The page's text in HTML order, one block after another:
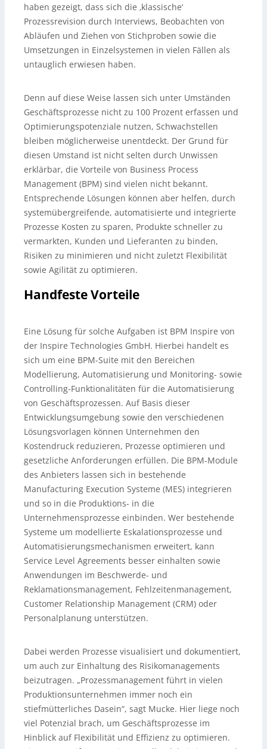
haben gezeigt, dass sich die ‚klassische‘
Prozessrevision durch Interviews, Beobachten von
Abläufen und Ziehen von Stichproben sowie die
Umsetzungen in Einzelsystemen in vielen Fällen als
untauglich erwiesen haben.
Denn auf diese Weise lassen sich unter Umständen
Geschäftsprozesse nicht zu 100 Prozent erfassen und
Optimierungspotenziale nutzen, Schwachstellen
bleiben möglicherweise unentdeckt. Der Grund für
diesen Umstand ist nicht selten durch Unwissen
erklärbar, die Vorteile von Business Process
Management (BPM) sind vielen nicht bekannt.
Entsprechende Lösungen können aber helfen, durch
systemübergreifende, automatisierte und integrierte
Prozesse Kosten zu sparen, Produkte schneller zu
vermarkten, Kunden und Lieferanten zu binden,
Risiken zu minimieren und nicht zuletzt Flexibilität
sowie Agilität zu optimieren.
Handfeste Vorteile
Eine Lösung für solche Aufgaben ist BPM Inspire von
der Inspire Technologies GmbH. Hierbei handelt es
sich um eine BPM-Suite mit den Bereichen
Modellierung, Automatisierung und Monitoring- sowie
Controlling-Funktionalitäten für die Automatisierung
von Geschäftsprozessen. Auf Basis dieser
Entwicklungsumgebung sowie den verschiedenen
Lösungsvorlagen können Unternehmen den
Kostendruck reduzieren, Prozesse optimieren und
gesetzliche Anforderungen erfüllen. Die BPM-Module
des Anbieters lassen sich in bestehende
Manufacturing Execution Systeme (MES) integrieren
und so in die Produktions- in die
Unternehmensprozesse einbinden. Wer bestehende
Systeme um modellierte Eskalationsprozesse und
Automatisierungsmechanismen erweitert, kann
Service Level Agreements besser einhalten sowie
Anwendungen im Beschwerde- und
Reklamationsmanagement, Fehlzeitenmanagement,
Customer Relationship Management (CRM) oder
Personalplanung unterstützen.
Dabei werden Prozesse visualisiert und dokumentiert,
um auch zur Einhaltung des Risikomanagements
beizutragen. „Prozessmanagement führt in vielen
Produktionsunternehmen immer noch ein
stiefmütterliches Dasein“, sagt Mucke. Hier liege noch
viel Potenzial brach, um Geschäftsprozesse im
Hinblick auf Flexibilität und Effizienz zu optimieren.